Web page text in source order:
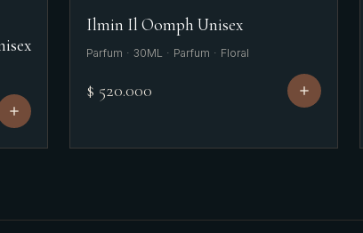
Ilmin Il Oomph Unisex
Parfum · 30ML · Parfum · Floral
$ 520.000